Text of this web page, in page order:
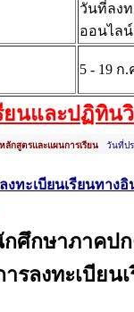
วันที่ลงท
ออนไลน์
5 - 19 ก.
ยนและปฏิทิน
ลักสูตรและแผนการเรียน วันที่ปร
ทะเบียนเรียนทางอิ
กศึกษาภาคป
รลงทะเบียน